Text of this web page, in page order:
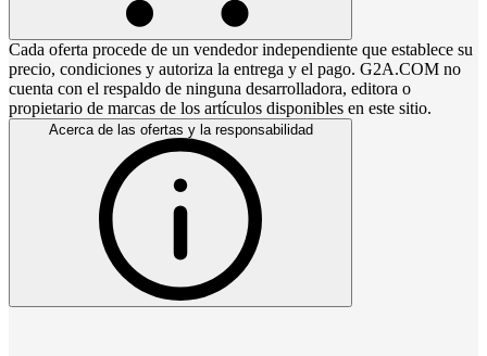
Cada oferta procede de un vendedor independiente que establece su
precio, condiciones y autoriza la entrega y el pago. G2A.COM no
cuenta con el respaldo de ninguna desarrolladora, editora o
propietario de marcas de los artículos disponibles en este sitio.
Acerca de las ofertas y la responsabilidad